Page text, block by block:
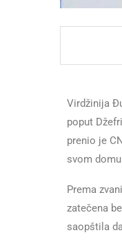
Virdžinija
poput
prenio je
svom
Prema
zatečena
saopštila